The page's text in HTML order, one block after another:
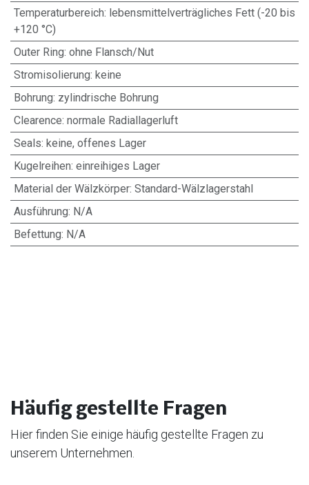
Temperaturbereich: lebensmittelverträgliches Fett (-20 bis
+120 °C)
Outer Ring: ohne Flansch/Nut
Stromisolierung: keine
Bohrung: zylindrische Bohrung
Clearence: normale Radiallagerluft
Seals: keine, offenes Lager
Kugelreihen: einreihiges Lager
Material der Wälzkörper: Standard-Wälzlagerstahl
Ausführung: N/A
Befettung: N/A
Häufig gestellte Fragen
Hier finden Sie einige häufig gestellte Fragen zu
unserem Unternehmen.